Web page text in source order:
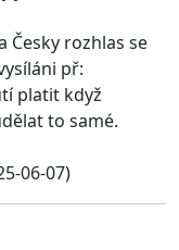
Česky rozhlas se
př:
platit když
to samé.
06-07)